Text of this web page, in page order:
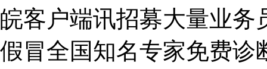
皖客户端讯招募大量业务
假冒全国知名专家免费诊